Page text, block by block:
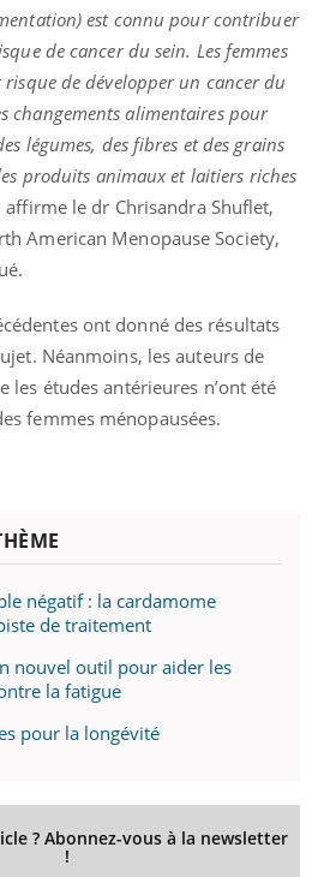
est connu pour contribuer
de cancer du sein. Les femmes
de développer un cancer du
changements alimentaires pour
légumes, des fibres et des grains
produits animaux et laitiers riches
affirme le dr Chrisandra Shuflet,
American Menopause Society,
ont donné des résultats
Néanmoins, les auteurs de
les études antérieures n’ont été
femmes ménopausées.
négatif : la cardamome
de traitement
nouvel outil pour aider les
la fatigue
pour la longévité
? Abonnez-vous à la newsletter
!